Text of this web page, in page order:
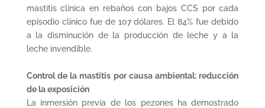
mastitis clínica en rebaños con bajos CCS por cada
episodio clínico fue de 107 dólares. El 84% fue debido
a la disminución de la producción de leche y a la
leche invendible.
Control de la mastitis por causa ambiental: reducción
de la exposición
La inmersión previa de los pezones ha demostrado